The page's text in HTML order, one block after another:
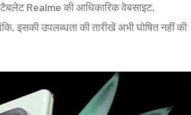
Realme की आधिकारिक वेबसाइट,
इसकी उपलब्धता की तारीखें अभी घोषित नहीं की